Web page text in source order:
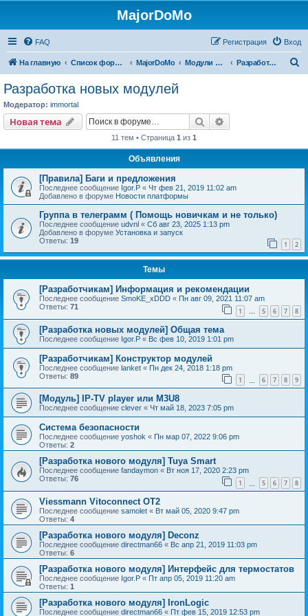
MajorDoMo
FAQ Вход
Регистрация
На главную Список форумов MajorDoMo Модули и приложения Разработка новых модулей
Разработка новых модулей
Модератор: immortal
Новая тема Поиск
11 тем • Страница 1 из 1
Объявления
[Правила] Баги и предложения
Последнее сообщение Igor.P « Чт фев 21, 2019 11:02 am
Добавлено в форуме Новости платформы
Группа в телеграмм ( Помощь новичкам и не только)
Последнее сообщение udvnl « Сб авг 23, 2025 1:13 pm
Добавлено в форуме Установка и запуск
Ответы: 19 1 2
Темы
[Разработчикам] Информация и рекомендации
Последнее сообщение SmoKE_xDDD « Пн авг 09, 2021 11:07 am
Ответы: 71 1 … 5 6 7 8
[Разработка новых модулей] Общая тема
Последнее сообщение Igor.P « Вс фев 10, 2019 1:01 pm
[Разработчикам] Конструктор модулей
Последнее сообщение lanket « Пн дек 24, 2018 1:18 pm
Ответы: 89 1 6 7 8 9
[Модуль] IP-TV player или M3U8
Последнее сообщение clever « Чт май 18, 2023 7:05 pm
Система безопасности
Последнее сообщение yoshok « Пн мар 07, 2022 9:06 pm
Ответы: 2
[Разработка нового модуля] Tuya Smart
Последнее сообщение fandaymon « Вт ноя 17, 2020 2:23 pm
Ответы: 76 1 5 6 7 8
Viessmann Vitoconnect OT2
Последнее сообщение samolet « Вт май 05, 2020 9:47 pm
Ответы: 4
[Разработка нового модуля] Deconz
Последнее сообщение directman66 « Вс апр 21, 2019 11:03 pm
Ответы: 6
[Разработка нового модуля] Интерфейс для термостатов
Последнее сообщение Igor.P « Пт апр 05, 2019 11:20 am
Ответы: 1
[Разработка нового модуля] IronLogic
Последнее сообщение directman66 « Пт фев 15, 2019 12:53 pm